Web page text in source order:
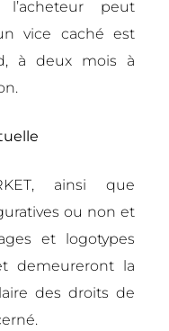
peut
vice caché est
à deux mois à
ainsi que
ou non et
et logotypes
demeureront la
des droits de